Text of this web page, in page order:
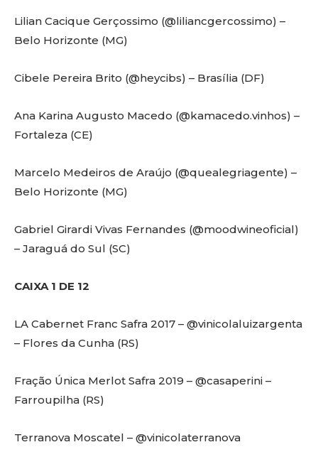
Lilian Cacique Gerçossimo (@liliancgercossimo) –
Belo Horizonte (MG)
Cibele Pereira Brito (@heycibs) – Brasília (DF)
Ana Karina Augusto Macedo (@kamacedo.vinhos) –
Fortaleza (CE)
Marcelo Medeiros de Araújo (@quealegriagente) –
Belo Horizonte (MG)
Gabriel Girardi Vivas Fernandes (@moodwineoficial)
– Jaraguá do Sul (SC)
CAIXA 1 DE 12
LA Cabernet Franc Safra 2017 – @vinicolaluizargenta
– Flores da Cunha (RS)
Fração Única Merlot Safra 2019 – @casaperini –
Farroupilha (RS)
Terranova Moscatel – @vinicolaterranova